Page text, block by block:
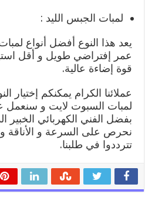
لمبات الجبس الليد :
يعد هذا النوع أفضل أنواع
عمر إفتراضي طويل و أقل
قوة إضاءة عالية.
عملائنا الكرام يمكنكم إختيار
لمبات السبوت لايت و سنعمل
بفضل الفني الكهربائي الخبير
نحرص على السرعة و الأناقة و
تترددوا في طلبنا.